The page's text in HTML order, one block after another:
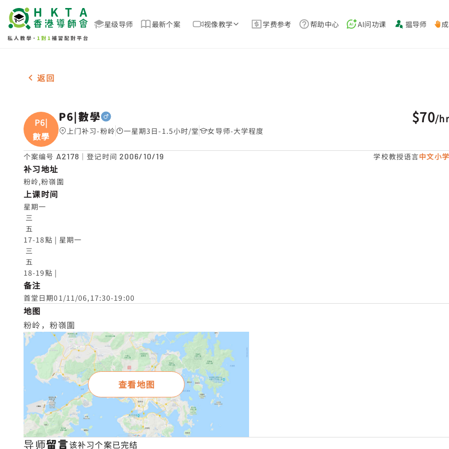
星级导师 最新个案 视像教学 学费参考 帮助中心 AI问功课 揾导师
男-1名 P6|數學，粉岭 补习推介
返回
P6|
數學
P6|數學
上门补习-粉岭 一星期3日-1.5小时/堂 女导师-大学程度
$70/hr
个案编号 A2178 ｜登记时间 2006/10/19 学校教授语言中文小学
补习地址
粉岭,粉嶺圍
上课时间
星期一
五
17-18點 | 星期一
五
18-19點 |
备注
首堂日期01/11/06,17:30-19:00
地图
粉岭，粉嶺圍
查看地图
导师留言该补习个案已完结